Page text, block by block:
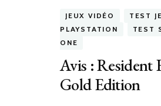
JEUX VIDÉO TEST
PLAYSTATION
TEST
ONE
Avis : Resident
Gold Edition